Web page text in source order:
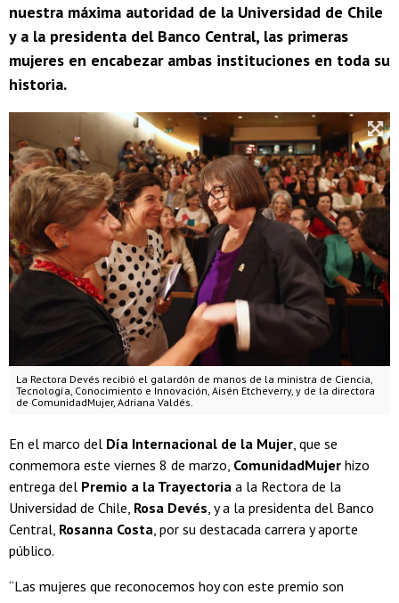
nuestra máxima autoridad de la Universidad de Chile
y a la presidenta del Banco Central, las primeras
mujeres en encabezar ambas instituciones en toda su
historia.
La Rectora Devés recibió el galardón de manos de la ministra de Ciencia,
Tecnología, Conocimiento e Innovación, Aisén Etcheverry, y de la directora
de ComunidadMujer, Adriana Valdés.
En el marco del Día Internacional de la Mujer, que se
conmemora este viernes 8 de marzo, ComunidadMujer hizo
entrega del Premio a la Trayectoria a la Rectora de la
Universidad de Chile, Rosa Devés, y a la presidenta del Banco
Central, Rosanna Costa, por su destacada carrera y aporte
público.
“Las mujeres que reconocemos hoy con este premio son